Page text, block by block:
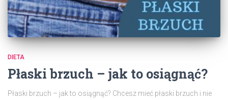
DIETA
Płaski brzuch – jak to osiągnąć?
Płaski brzuch – jak to osiągnąć? Chcesz mieć płaski brzuch i nie